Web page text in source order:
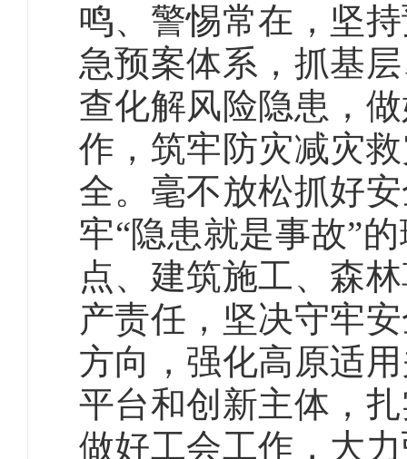
鸣、警惕常在，坚
急预案体系，抓基
查化解风险隐患，
作，筑牢防灾减灾
全。毫不放松抓好
牢“隐患就是事故”
点、建筑施工、森
产责任，坚决守牢
方向，强化高原适
平台和创新主体，
做好工会工作，大